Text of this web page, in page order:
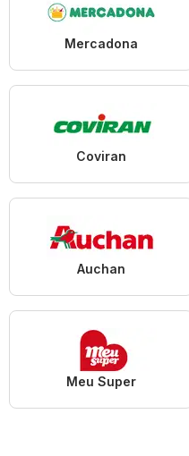
Mercadona
Coviran
Auchan
Meu Super